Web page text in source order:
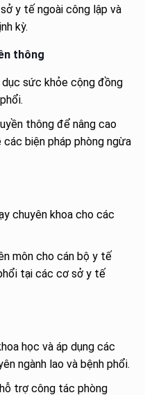
y tế ngoài công lập và
kỳ.
thông
sức khỏe cộng đồng
thông để nâng cao
biện pháp phòng ngừa
chuyên khoa cho các
môn cho cán bộ y tế
tại các cơ sở y tế
học và áp dụng các
ngành lao và bệnh phổi.
trợ công tác phòng